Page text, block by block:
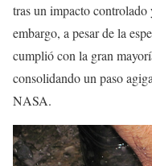
tras un impacto
embargo, a pesar de la
cumplió con la gran
consolidando un paso
NASA.